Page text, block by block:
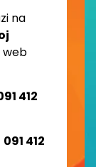
na
web
412
091 412